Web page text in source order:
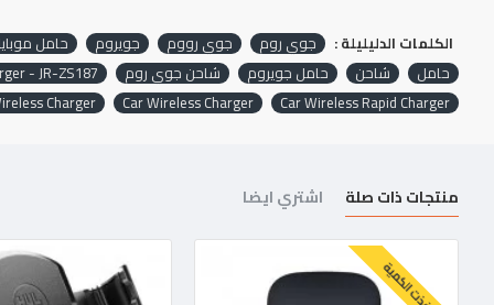
الكلمات الدليليلة : جوي روم جوي رووم جويروم حامل
حامل
شاحن حامل جويروم شاحن جوي روم - JR-ZS187
Car Wireless Rapid Charger
Car Wireless Charger
Charger
منتجات ذات صلة اشتري ايضا
نفذت الكمية